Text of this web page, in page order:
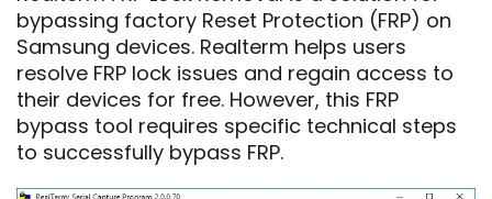
bypassing factory Reset Protection (FRP) on
Samsung devices. Realterm helps users
resolve FRP lock issues and regain access to
their devices for free. However, this FRP
bypass tool requires specific technical steps
to successfully bypass FRP.